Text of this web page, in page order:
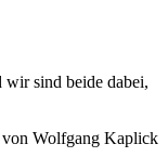
wir sind beide dabei,
von Wolfgang Kaplick